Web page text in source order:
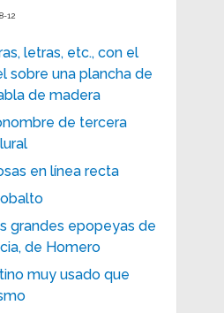
12
letras, etc., con el
sobre una plancha de
de madera
de tercera
en línea recta
grandes epopeyas de
de Homero
muy usado que